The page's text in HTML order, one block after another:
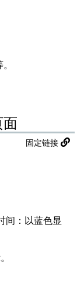
面
固定链接
间：以蓝色显